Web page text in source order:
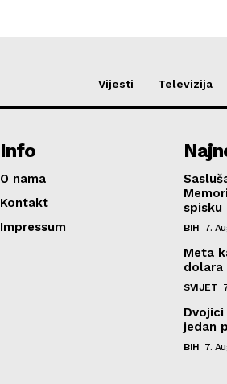
Vijesti Televizija
Info
O nama
Kontakt
Impressum
spisku
BIH 7.
Meta
dolara
SVIJET
jedan
BIH 7.